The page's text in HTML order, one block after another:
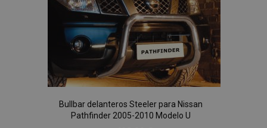
Lista
de
Deseos
Bullbar delanteros Steeler para Nissan
Pathfinder 2005-2010 Modelo U